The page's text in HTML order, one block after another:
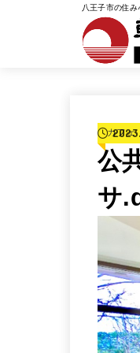
八王子市の住
カフェ
公
サ